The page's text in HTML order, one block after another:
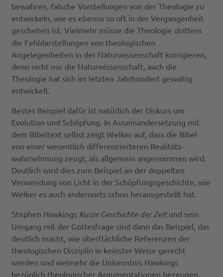
bewahren, falsche Vorstellungen von der Theologie zu
entwickeln, wie es ebenso so oft in der Vergangenheit
geschehen ist. Vielmehr müsse die Theologie drittens
die Fehldarstellungen von theologischen
Angelegenheiten in der Naturwissenschaft korrigieren,
denn nicht nur die Naturwissenschaft, auch die
Theologie hat sich im letzten Jahrhundert gewaltig
entwickelt.
Bestes Beispiel dafür ist natürlich der Diskurs um
Evolution und Schöpfung. In Auseinandersetzung mit
dem Bibeltext selbst zeigt Welker auf, dass die Bibel
von einer wesentlich differenzierteren Realitäts­
wahrnehmung zeugt, als allgemein angenommen wird.
Deutlich wird dies zum Beispiel an der doppelten
Verwendung von Licht in der Schöpfungsgeschichte, wie
Welker es auch andernorts schon herausgestellt hat.
Stephen Hawkings Kurze Geschichte der Zeitund sein
Umgang mit der Gottesfrage sind dann das Beispiel, das
deutlich macht, wie oberflächliche Referenzen der
theologischen Disziplin in keinster Weise gerecht
werden und vielmehr die Unkenntnis Hawkings
bezüglich theologischer Argumentationen bezeugen.